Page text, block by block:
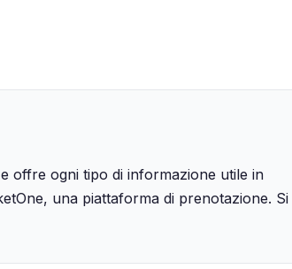
offre ogni tipo di informazione utile in
una piattaforma di prenotazione. Si